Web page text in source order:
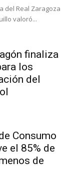
del Real Zaragoza
valoró...
finaliza
los
del
Consumo
el 85% de
de